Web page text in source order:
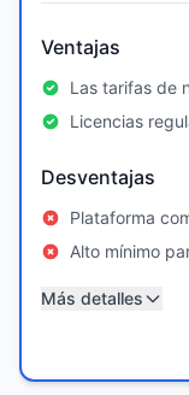
Ventajas
Las tarifas de
Licencias
Desventajas
Plataforma
Alto mínimo
Más detalles